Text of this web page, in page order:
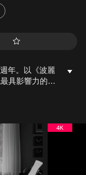
年。以《波麗
具影響力的音
，也是極致視
家留給世界的